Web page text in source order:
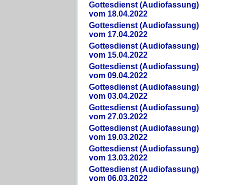
Gottesdienst (Audiofassung)
vom 18.04.2022
Gottesdienst (Audiofassung)
vom 17.04.2022
Gottesdienst (Audiofassung)
vom 15.04.2022
Gottesdienst (Audiofassung)
vom 09.04.2022
Gottesdienst (Audiofassung)
vom 03.04.2022
Gottesdienst (Audiofassung)
vom 27.03.2022
Gottesdienst (Audiofassung)
vom 19.03.2022
Gottesdienst (Audiofassung)
vom 13.03.2022
Gottesdienst (Audiofassung)
vom 06.03.2022